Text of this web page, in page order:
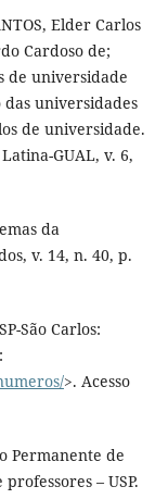
Elder Carlos
Cardoso de;
de universidade
universidades
de universidade.
GUAL, v. 6,
da
v. 14, n. 40, p.
São Carlos:
>. Acesso
Permanente de
– USP.